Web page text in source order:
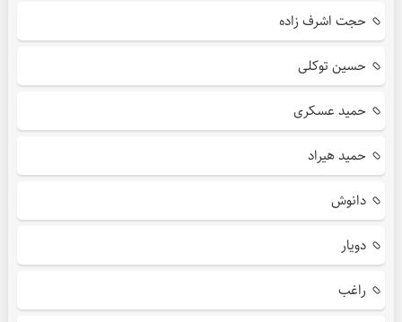
حجت اشرف زاده
حسین توکلی
حمید عسکری
حمید هیراد
دانوش
دویار
راغب